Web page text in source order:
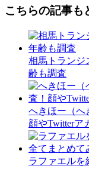
こちらの記事も
相馬トランジ
齢も調査
へきほー（へ
顔やTwitterア
ラファエルを